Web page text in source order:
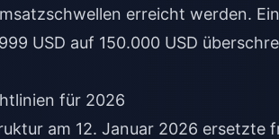
erreicht werden.
USD auf 150.000 USD
für 2026
am 12. Januar 2026 ersetzte